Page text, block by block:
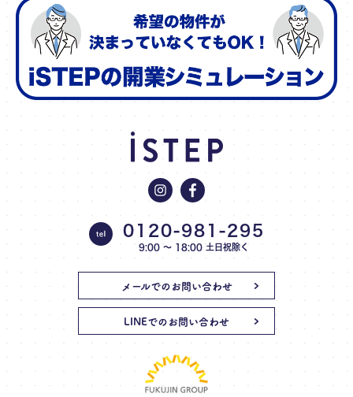
0120-981-295
9:00 〜 18:00 土日祝除く
メールでのお問い合わせ
LINEでのお問い合わせ